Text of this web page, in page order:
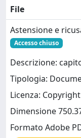
File
Astensione e
Accesso chiuso
Descrizione:
Tipologia:
Licenza:
Dimensione
Formato Adobe